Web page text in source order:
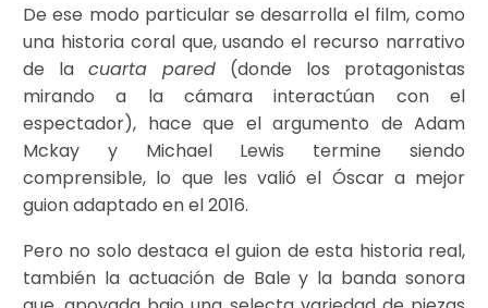
De ese modo particular se desarrolla el film, como
una historia coral que, usando el recurso narrativo
de la cuarta pared (donde los protagonistas
mirando a la cámara interactúan con el
espectador), hace que el argumento de Adam
Mckay y Michael Lewis termine siendo
comprensible, lo que les valió el Óscar a mejor
guion adaptado en el 2016.
Pero no solo destaca el guion de esta historia real,
también la actuación de Bale y la banda sonora